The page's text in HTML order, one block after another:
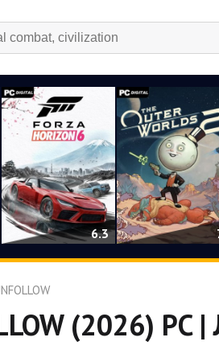
6.3
(2026) PC